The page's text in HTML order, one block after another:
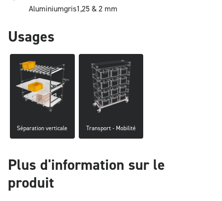
Aluminiumgris1,25 & 2 mm
Usages
Séparation verticale Transport - Mobilité
Plus d'information sur le
produit